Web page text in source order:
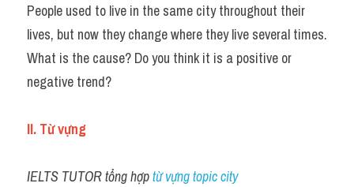
Cam
Environment
Process
Task 1
People used to live in the same city throughout their
lives, but now they change where they live several times.
What is the cause? Do you think it is a positive or
negative trend?
II. Từ vựng
IELTS TUTOR tổng hợp từ vựng topic city